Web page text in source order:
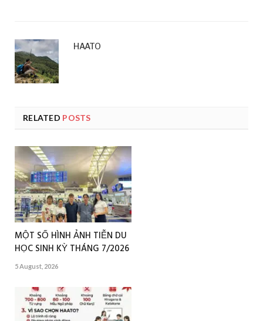
HAATO
RELATED POSTS
MỘT SỐ HÌNH ẢNH TIỄN DU
HỌC SINH KỲ THÁNG 7/2026
5 August, 2026